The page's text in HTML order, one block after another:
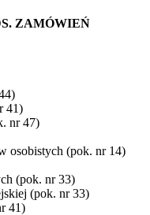
ZAMÓWIEŃ
41)
nr 47)
osobistych (pok. nr 14)
(pok. nr 33)
(pok. nr 33)
41)